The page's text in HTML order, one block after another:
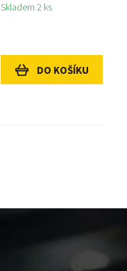
Skladem 2 ks
DO KOŠÍKU